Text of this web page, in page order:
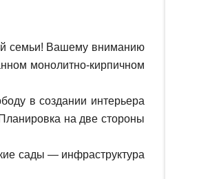
семьи! Вашему вниманию
монолитно-кирпичном
в создании интерьера
на две стороны
сады — инфраструктура